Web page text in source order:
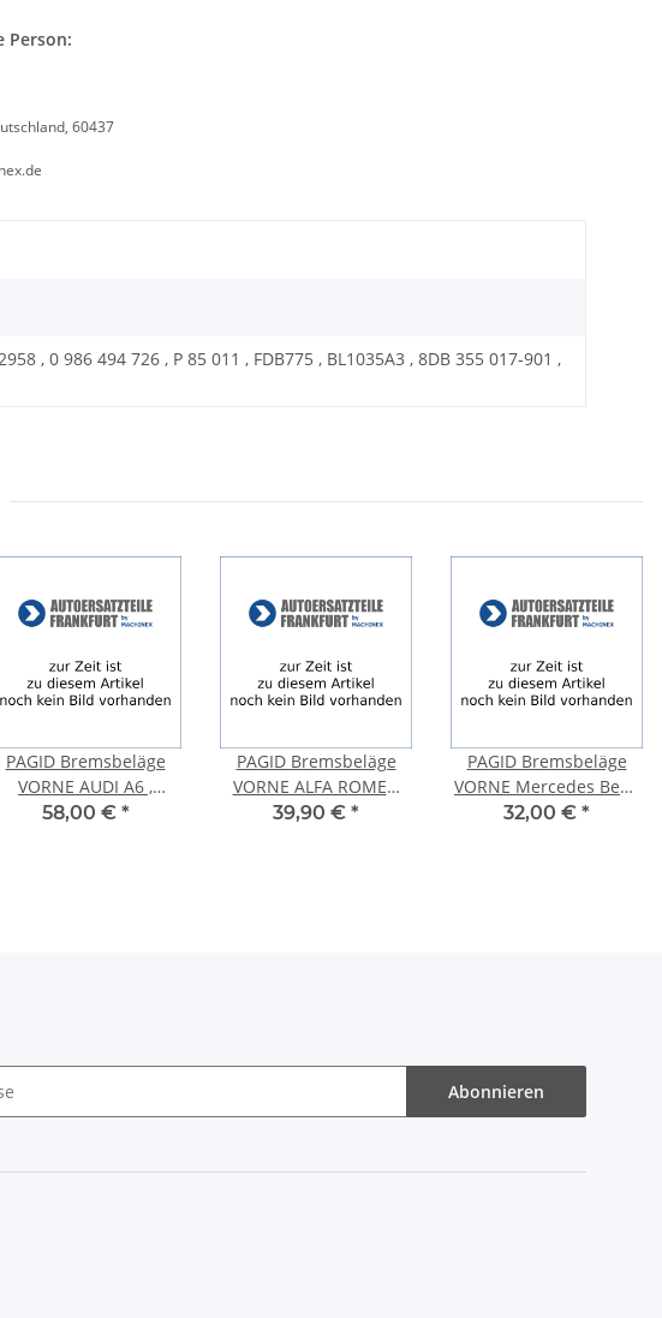
Person:
60437
, 0 986 494 726 , P 85 011 , FDB775 , BL1035A3 , 8DB 355 017-901 ,
PAGID Bremsbeläge
VORNE AUDI A6 ,
Allroad , Avant + A7
58,00 € *
PAGID Bremsbeläge
VORNE ALFA ROMEO
164 + FIAT CROMA
39,90 € *
PAGID Bremsbeläge
VORNE Mercedes Benz
C-KLASSE (W202) + C-
32,00 € *
Abonnieren